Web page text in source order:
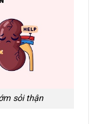
sỏi thận